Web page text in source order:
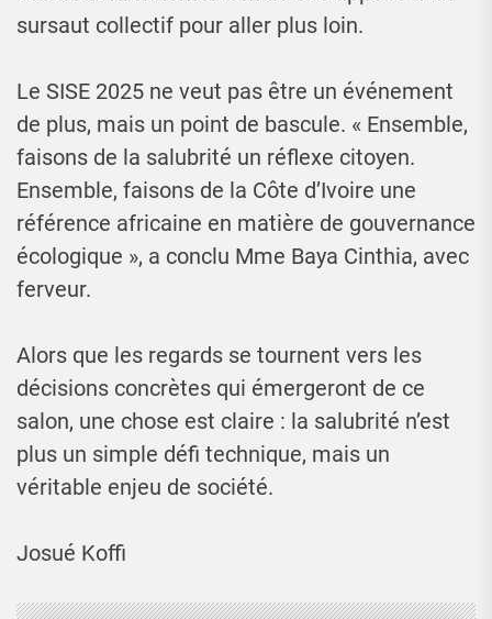
sursaut collectif pour aller plus loin.
Le SISE 2025 ne veut pas être un événement
de plus, mais un point de bascule. « Ensemble,
faisons de la salubrité un réflexe citoyen.
Ensemble, faisons de la Côte d’Ivoire une
référence africaine en matière de gouvernance
écologique », a conclu Mme Baya Cinthia, avec
ferveur.
Alors que les regards se tournent vers les
décisions concrètes qui émergeront de ce
salon, une chose est claire : la salubrité n’est
plus un simple défi technique, mais un
véritable enjeu de société.
Josué Koffi